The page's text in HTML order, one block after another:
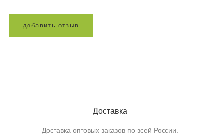
добавит ь отз ыв
Доставка
Доставка оптовых заказов по всей России.